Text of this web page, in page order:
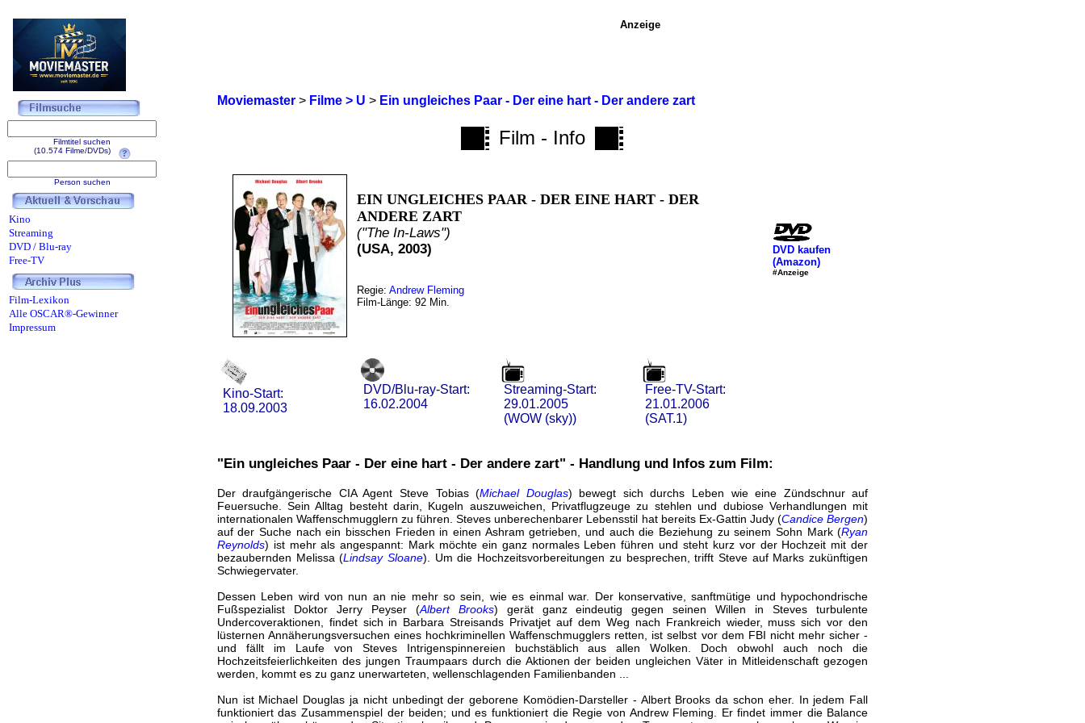
Moviemaster> Filme > U > Ein ungleiches Paar - Der eine hart - Der andere zart
Film - Info
EIN UNGLEICHES PAAR - DER EINE HART - DER
ANDERE ZART
("The In-Laws")
(USA, 2003)
Regie: Andrew Fleming
Film-Länge: 92 Min.
DVD kaufen
(Amazon)
#Anzeige
Kino-Start:
18.09.2003
DVD/Blu-ray-Start:
16.02.2004
Streaming-Start:
29.01.2005
(WOW (sky))
Free-TV-Start:
21.01.2006
(SAT.1)
"Ein ungleiches Paar - Der eine hart - Der andere zart" - Handlung und Infos zum Film:
Der draufgängerische CIA Agent Steve Tobias (Michael Douglas) bewegt sich durchs Leben wie eine Zündschnur auf
Feuersuche. Sein Alltag besteht darin, Kugeln auszuweichen, Privatflugzeuge zu stehlen und dubiose Verhandlungen mit
internationalen Waffenschmugglern zu führen. Steves unberechenbarer Lebensstil hat bereits Ex-Gattin Judy (Candice Bergen)
auf der Suche nach ein bisschen Frieden in einen Ashram getrieben, und auch die Beziehung zu seinem Sohn Mark (Ryan
Reynolds) ist mehr als angespannt: Mark möchte ein ganz normales Leben führen und steht kurz vor der Hochzeit mit der
bezaubernden Melissa (Lindsay Sloane). Um die Hochzeitsvorbereitungen zu besprechen, trifft Steve auf Marks zukünftigen
Schwiegervater.
Dessen Leben wird von nun an nie mehr so sein, wie es einmal war. Der konservative, sanftmütige und hypochondrische
Fußspezialist Doktor Jerry Peyser (Albert Brooks) gerät ganz eindeutig gegen seinen Willen in Steves turbulente
Undercoveraktionen, findet sich in Barbara Streisands Privatjet auf dem Weg nach Frankreich wieder, muss sich vor den
lüsternen Annäherungsversuchen eines hochkriminellen Waffenschmugglers retten, ist selbst vor dem FBI nicht mehr sicher -
und fällt im Laufe von Steves Intrigenspinnereien buchstäblich aus allen Wolken. Doch obwohl auch noch die
Hochzeitsfeierlichkeiten des jungen Traumpaars durch die Aktionen der beiden ungleichen Väter in Mitleidenschaft gezogen
werden, kommt es zu ganz unerwarteten, wellenschlagenden Familienbanden ...
Nun ist Michael Douglas ja nicht unbedingt der geborene Komödien-Darsteller - Albert Brooks da schon eher. In jedem Fall
funktioniert das Zusammenspiel der beiden; und es funktioniert die Regie von Andrew Fleming. Er findet immer die Balance
Anzeige
Filmtitel suchen
(10.574 Filme/DVDs)
Person suchen
Kino
Streaming
DVD / Blu-ray
Free-TV
Film-Lexikon
Alle OSCAR®-Gewinner
Impressum